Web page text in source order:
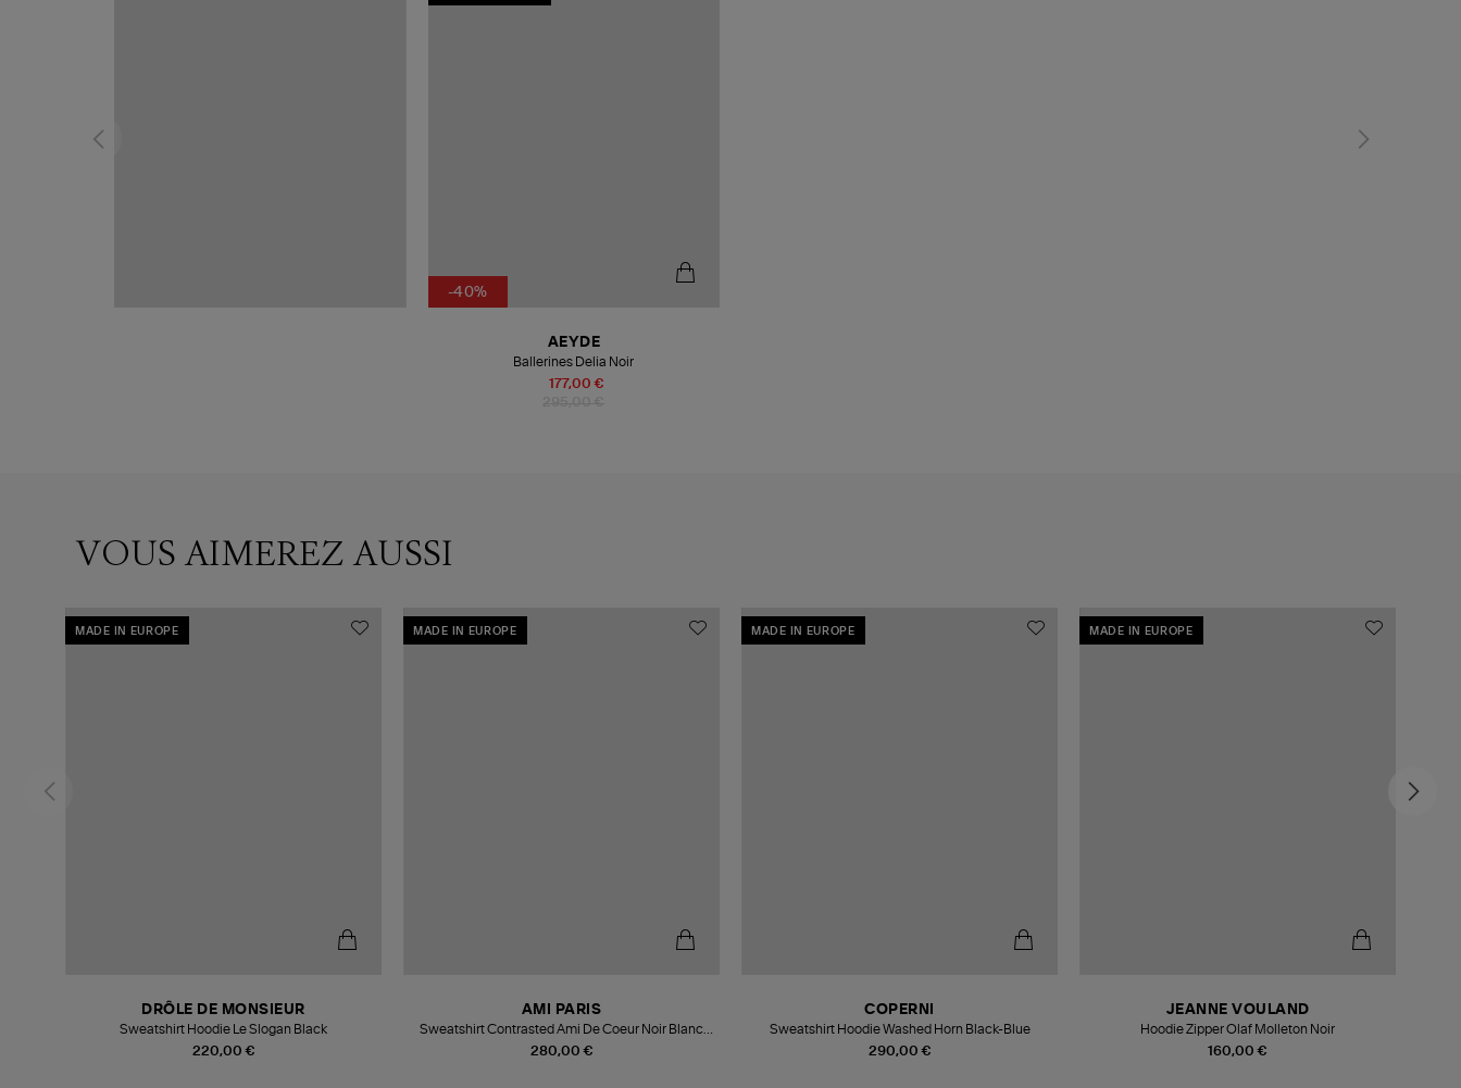
-40%
177,00 €
AEYDE
Ballerines Delia Noir
VOUS AIMEREZ AUSSI
MADE IN EUROPE
220,00 €
DRÔLE DE MONSIEUR
Sweatshirt Hoodie Le Slogan Black
MADE IN EUROPE
280,00 €
AMI PARIS
Sweatshirt Contrasted Ami De Coeur Noir Blanc
Creme
MADE IN EUROPE
290,00 €
COPERNI
Sweatshirt Hoodie Washed Horn Black-Blue
MADE IN EUROPE
160,00 €
JEANNE VOULAND
Hoodie Zipper Olaf Molleton Noir